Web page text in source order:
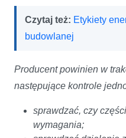
Czytaj też: Etykiety
budowlanej
Producent powinien w
następujące kontrole
sprawdzać, czy
wymagania;